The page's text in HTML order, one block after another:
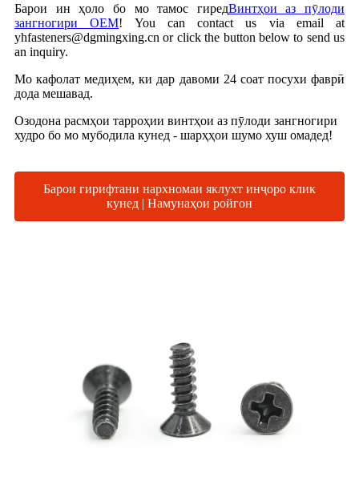
Барои ин ҳоло бо мо тамос гиредВинтҳои аз пӯлоди
зангногири OEM! You can contact us via email at
yhfasteners@dgmingxing.cn or click the button below to send us
an inquiry.
Мо кафолат медиҳем, ки дар давоми 24 соат посухи фаврӣ
дода мешавад.
Озодона расмҳои тарроҳии винтҳои аз пӯлоди зангногири
худро бо мо мубодила кунед - шарҳҳои шумо хуш омадед!
Барои гирифтани нархномаи яклухт инҷоро клик
кунед | Намунаҳои ройгон